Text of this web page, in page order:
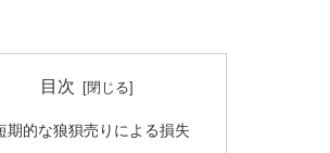
目次
期的な狼狽売りによる損失